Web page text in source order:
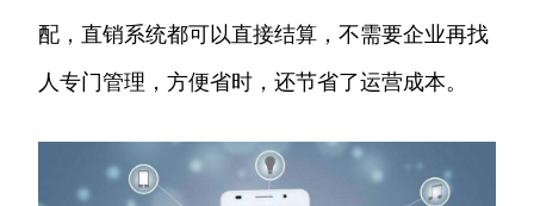
配，直销系统都可以直接结算，不需要企业再找
人专门管理，方便省时，还节省了运营成本。